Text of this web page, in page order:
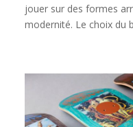
jouer sur des formes
modernité. Le choix du